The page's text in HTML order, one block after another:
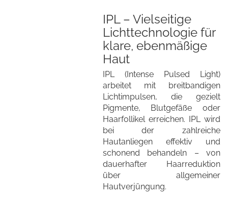
IPL – Vielseitige
Lichttechnologie für
klare, ebenmäßige
Haut
IPL (Intense Pulsed Light)
arbeitet mit breitbandigen
Lichtimpulsen, die gezielt
Pigmente, Blutgefäße oder
Haarfollikel erreichen. IPL wird
bei der zahlreiche
Hautanliegen effektiv und
schonend behandeln – von
dauerhafter Haarreduktion
über allgemeiner
Hautverjüngung.